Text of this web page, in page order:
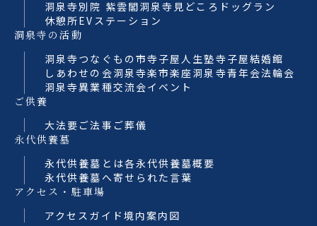
洞泉寺別院 紫雲閣洞泉寺見どころ ドッグラン
休憩所EVステーション
洞泉寺の活動
洞泉寺つなぐもの市寺子屋人生塾寺子屋結婚館
しあわせの会洞泉寺楽市楽座洞泉寺青年会法輪会
洞泉寺異業種交流会イベント
ご供養
大法要 ご法事 ご葬儀
永代供養墓
永代供養墓とは各永代供養墓概要
永代供養墓へ寄せられた言葉
アクセス・駐車場
アクセスガイド境内案内図